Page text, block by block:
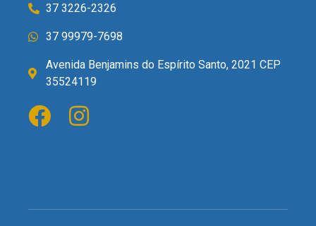
37 3226-2326
37 99979-7698
Avenida Benjamins do Espírito Santo, 2021 CEP
35524119